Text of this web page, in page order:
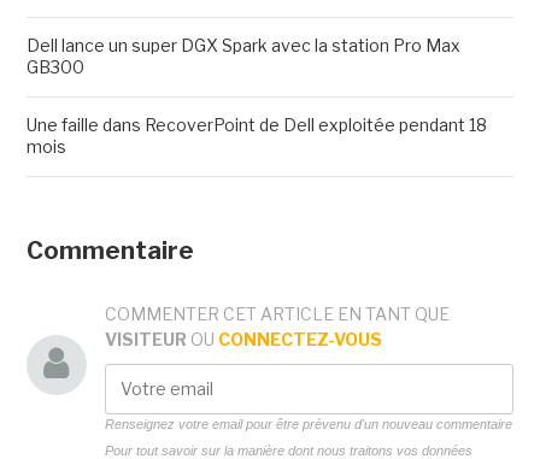
Dell lance un super DGX Spark avec la station Pro Max
GB300
Une faille dans RecoverPoint de Dell exploitée pendant 18
mois
Commentaire
COMMENTER CET ARTICLE EN TANT QUE
VISITEUR OU CONNECTEZ-VOUS
Renseignez votre email pour être prévenu d'un nouveau commentaire
Pour tout savoir sur la manière dont nous traitons vos données